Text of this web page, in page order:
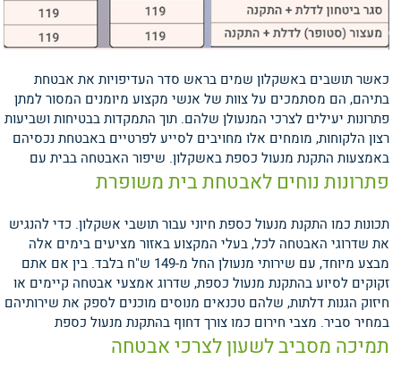
כאשר תושבים באשקלון שמים בראש סדר העדיפויות את אבטחת
בתיהם, הם מסתמכים על צוות של אנשי מקצוע מיומנים המסור למתן
פתרונות יעילים לצרכי המנעולן שלהם. תוך התמקדות בבטיחות ושביעות
רצון הלקוחות, מומחים אלו מחויבים לסייע לפרטיים באבטחת נכסיהם
באמצעות התקנת מנעול כספת באשקלון.
פתרונות נוחים לאבטחת בית משופרת
שיפור האבטחה בבית עם
תכונות כמו התקנת מנעול כספת חיוני עבור תושבי אשקלון. כדי להנגיש
את שדרוגי האבטחה לכל, בעלי המקצוע באזור מציעים בימים אלה
מבצע מיוחד, עם שירותי מנעולן החל מ-149 ש"ח בלבד. בין אם אתם
זקוקים לסיוע בהתקנת מנעול כספת, שדרוג אמצעי אבטחה קיימים או
חיזוק הגנות דלתות, שלהם טכנאים מנוסים מוכנים לספק את שירותיהם
במחיר סביר.
תמיכה מסביב לשעון לצרכי אבטחה
מצבי חירום כמו צורך דחוף בהתקנת מנעול כספת